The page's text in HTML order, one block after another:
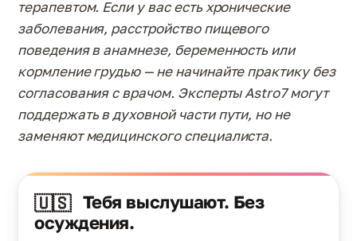
терапевтом. Если у вас есть хронические
заболевания, расстройство пищевого
поведения в анамнезе, беременность или
кормление грудью — не начинайте практику без
согласования с врачом. Эксперты Astro7 могут
поддержать в духовной части пути, но не
заменяют медицинского специалиста.
🇺🇸 Тебя выслушают. Без
осуждения.